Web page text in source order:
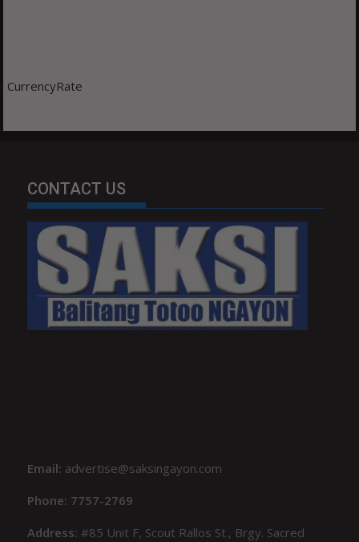
CurrencyRate
CONTACT US
Email: advertise@saksingayon.com
Phone: 7757-2769
Address:#85 Unit F, Scout Rallos St., Brgy. Sacred